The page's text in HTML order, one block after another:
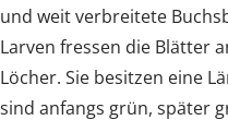
und weit verbreitete
Larven fressen die Blätter
Löcher. Sie besitzen eine
sind anfangs grün, später